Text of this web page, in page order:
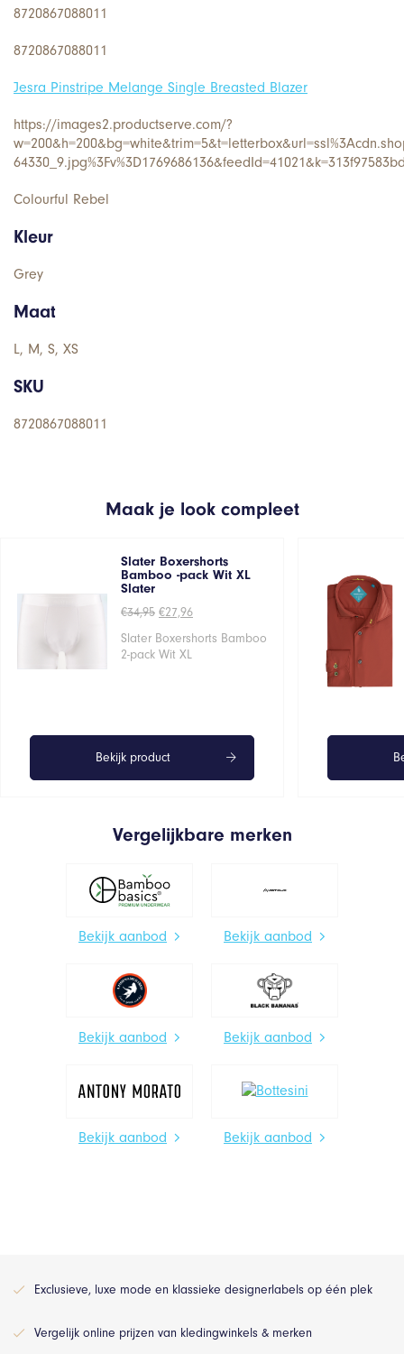
8720867088011
8720867088011
Jesra Pinstripe Melange Single Breasted Blazer
https://images2.productserve.com/?
Colourful Rebel
Kleur
Grey
Maat
L, M, S, XS
SKU
8720867088011
Maak je look compleet
Slater Boxershorts
Bamboo -pack Wit XL
Slater
€34,95 Oorspronkelijke
was:
€34,95.
€27,96Huidige
is:
Slater Boxershorts Bamboo
2-pack Wit XL
Bekijk product
Vergelijkbare merken
Bekijk aanbod Bekijk aanbod
Bekijk aanbod Bekijk aanbod
Bekijk aanbod Bekijk aanbod
Exclusieve, luxe mode en klassieke designerlabels op één plek
Vergelijk online prijzen van kledingwinkels & merken